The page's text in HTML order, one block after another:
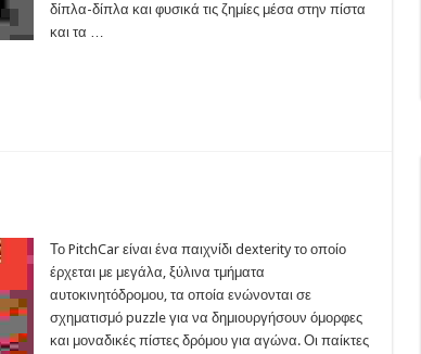
δίπλα-δίπλα και φυσικά τις ζημίες μέσα στην πίστα
και τα …
Το PitchCar είναι ένα παιχνίδι dexterity το οποίο
έρχεται με μεγάλα, ξύλινα τμήματα
αυτοκινητόδρομου, τα οποία ενώνονται σε
σχηματισμό puzzle για να δημιουργήσουν όμορφες
και μοναδικές πίστες δρόμου για αγώνα. Οι παίκτες